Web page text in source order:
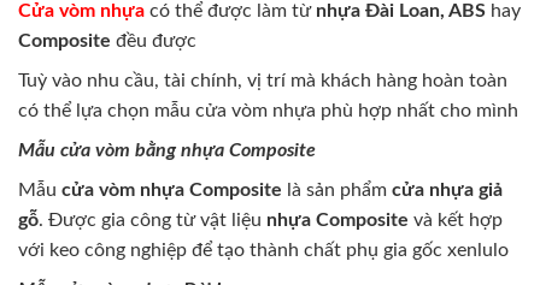
Cửa vòm nhựa có thể được làm từ nhựa Đài Loan, ABS hay
Composite đều được
Tuỳ vào nhu cầu, tài chính, vị trí mà khách hàng hoàn toàn
có thể lựa chọn mẫu cửa vòm nhựa phù hợp nhất cho mình
Mẫu cửa vòm bằng nhựa Composite
Mẫu cửa vòm nhựa Composite là sản phẩm cửa nhựa giả
gỗ. Được gia công từ vật liệu nhựa Composite và kết hợp
với keo công nghiệp để tạo thành chất phụ gia gốc xenlulo